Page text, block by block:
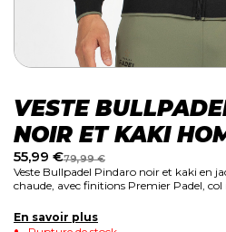
VESTE
NOIR ET KAKI
55,99 €79,99€
Veste Bullpadel Pindaro noir et kaki en
chaude, avec finitions Premier Padel,
En savoir plus